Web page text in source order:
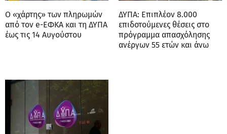
Ο «χάρτης» των πληρωμών
από τον e-ΕΦΚΑ και τη ΔΥΠΑ
έως τις 14 Αυγούστου
ΔΥΠΑ: Επιπλέον 8.000
επιδοτούμενες θέσεις στο
πρόγραμμα απασχόλησης
ανέργων 55 ετών και άνω